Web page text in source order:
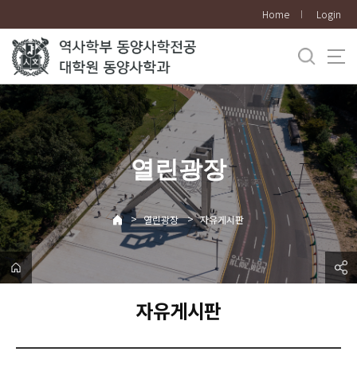
로
메
뉴
Home Login
열린광장
> 열린광장 > 자유게시판
자유게시판